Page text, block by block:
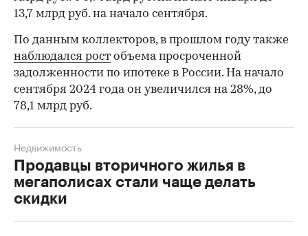
13,7 млрд руб. на начало сентября.
По данным коллекторов, в прошлом году также
наблюдался рост объема просроченной
задолженности по ипотеке в России. На начало
сентября 2024 года он увеличился на 28%, до
78,1 млрд руб.
Продавцы вторичного жилья в
мегаполисах стали чаще делать
скидки
Недвижимость